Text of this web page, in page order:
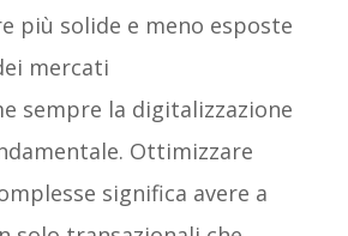
più solide e meno esposte
mercati
sempre la digitalizzazione
Ottimizzare
significa avere a